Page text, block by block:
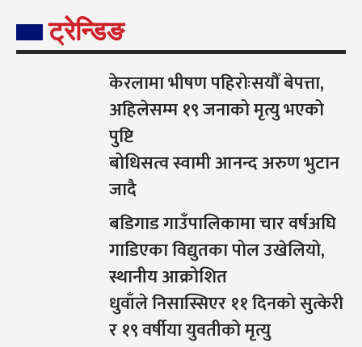
ट्रेन्डिङ
केरलामा भीषण पहिरोःसयौँ बेपत्ता,
अहिलेसम्म १९ जनाको मृत्यु भएको
पुष्टि
बोधिसत्व स्वामी आनन्द अरुण भुटान
जादै
बडिगाड गाउँपालिकामा चार वर्षअघि
गाडिएका विद्युतका पोल उखेलियो,
स्थानीय आक्रोशित
धुवाँले निसास्सिएर ११ दिनको सुत्केरी
र १९ वर्षीया युवतीको मृत्यु